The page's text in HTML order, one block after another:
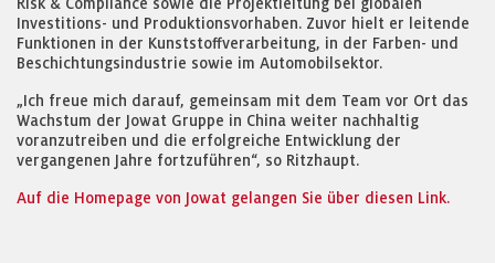
Risk & Compliance sowie die Projektleitung bei globalen
Investitions- und Produktionsvorhaben. Zuvor hielt er leitende
Funktionen in der Kunststoffverarbeitung, in der Farben- und
Beschichtungsindustrie sowie im Automobilsektor.
„Ich freue mich darauf, gemeinsam mit dem Team vor Ort das
Wachstum der Jowat Gruppe in China weiter nachhaltig
voranzutreiben und die erfolgreiche Entwicklung der
vergangenen Jahre fortzuführen“, so Ritzhaupt.
Auf die Homepage von Jowat gelangen Sie über diesen Link.